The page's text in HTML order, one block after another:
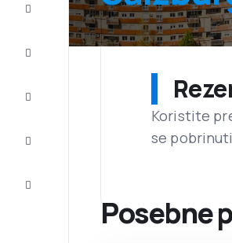
Smještaj
Koristite
se
Posebne